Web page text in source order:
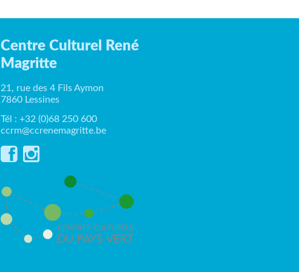
Centre Culturel René
Magritte
21, rue des 4 Fils Aymon
7860 Lessines
Tél : +32 (0)68 250 600
ccrm@ccrenemagritte.be